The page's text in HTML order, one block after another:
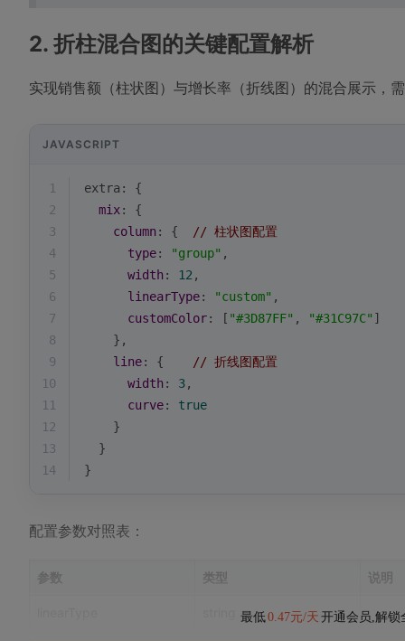
2. 折柱混合图的关键配置解析
实现销售额（柱状图）与增长率（折线图）的混合展示，
JAVASCRIPT
1
extra: {
2
mix: {
3
column : {
// 柱状图配置
4
type: "group" ,
5
width : 12 ,
6
linearType: "custom" ,
7
customColor: [ "#3D87FF" , "#31C97C" ]
8
    },
9
line: {
// 折线图配置
10
width : 3,
11
curve: true
12
    }
13
  }
14
}
配置参数对照表：
参数 类型 说明
最低0.47元/天 开通会员,解锁